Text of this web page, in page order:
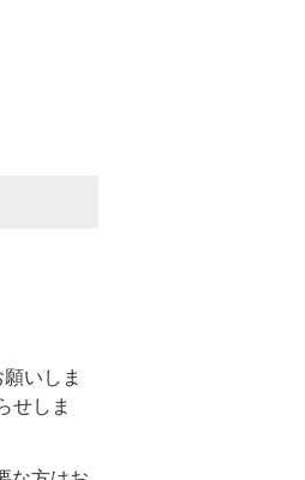
いしま
せしま